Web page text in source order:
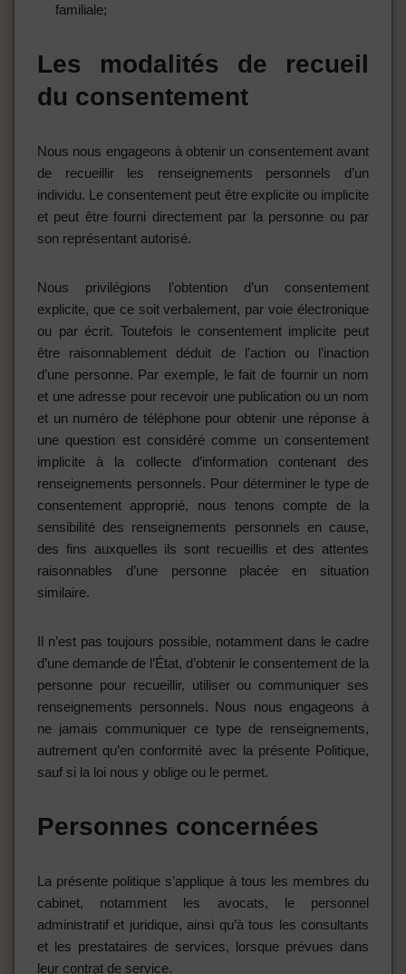
familiale;
Les modalités de recueil
du consentement
Nous nous engageons à obtenir un consentement avant
de recueillir les renseignements personnels d’un
individu. Le consentement peut être explicite ou implicite
et peut être fourni directement par la personne ou par
son représentant autorisé.
Nous privilégions l’obtention d’un consentement
explicite, que ce soit verbalement, par voie électronique
ou par écrit. Toutefois le consentement implicite peut
être raisonnablement déduit de l’action ou l’inaction
d’une personne. Par exemple, le fait de fournir un nom
et une adresse pour recevoir une publication ou un nom
et un numéro de téléphone pour obtenir une réponse à
une question est considéré comme un consentement
implicite à la collecte d’information contenant des
renseignements personnels. Pour déterminer le type de
consentement approprié, nous tenons compte de la
sensibilité des renseignements personnels en cause,
des fins auxquelles ils sont recueillis et des attentes
raisonnables d’une personne placée en situation
similaire.
Il n’est pas toujours possible, notamment dans le cadre
d’une demande de l’État, d’obtenir le consentement de la
personne pour recueillir, utiliser ou communiquer ses
renseignements personnels. Nous nous engageons à
ne jamais communiquer ce type de renseignements,
autrement qu’en conformité avec la présente Politique,
sauf si la loi nous y oblige ou le permet.
Personnes concernées
La présente politique s’applique à tous les membres du
cabinet, notamment les avocats, le personnel
administratif et juridique, ainsi qu’à tous les consultants
et les prestataires de services, lorsque prévues dans
leur contrat de service.